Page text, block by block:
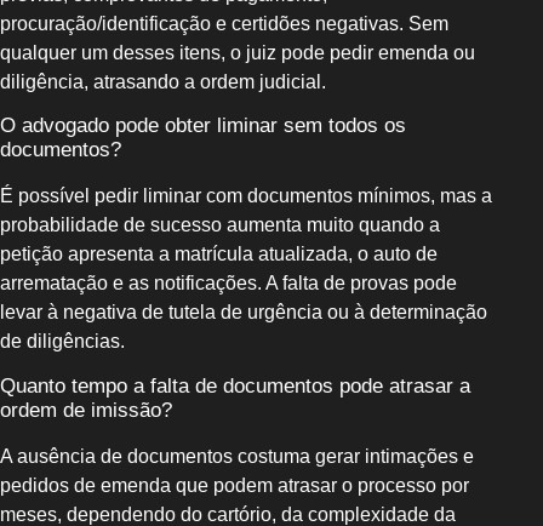
procuração/identificação e certidões negativas. Sem
qualquer um desses itens, o juiz pode pedir emenda ou
diligência, atrasando a ordem judicial.
O advogado pode obter liminar sem todos os
documentos?
É possível pedir liminar com documentos mínimos, mas a
probabilidade de sucesso aumenta muito quando a
petição apresenta a matrícula atualizada, o auto de
arrematação e as notificações. A falta de provas pode
levar à negativa de tutela de urgência ou à determinação
de diligências.
Quanto tempo a falta de documentos pode atrasar a
ordem de imissão?
A ausência de documentos costuma gerar intimações e
pedidos de emenda que podem atrasar o processo por
meses, dependendo do cartório, da complexidade da